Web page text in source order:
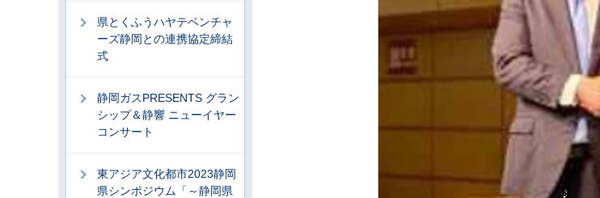
県とくふうハヤテベンチャ
ーズ静岡との連携協定締結
式
静岡ガスPRESENTS グラン
シップ＆静響 ニューイヤー
コンサート
東アジア文化都市2023静岡
県シンポジウム「～静岡県